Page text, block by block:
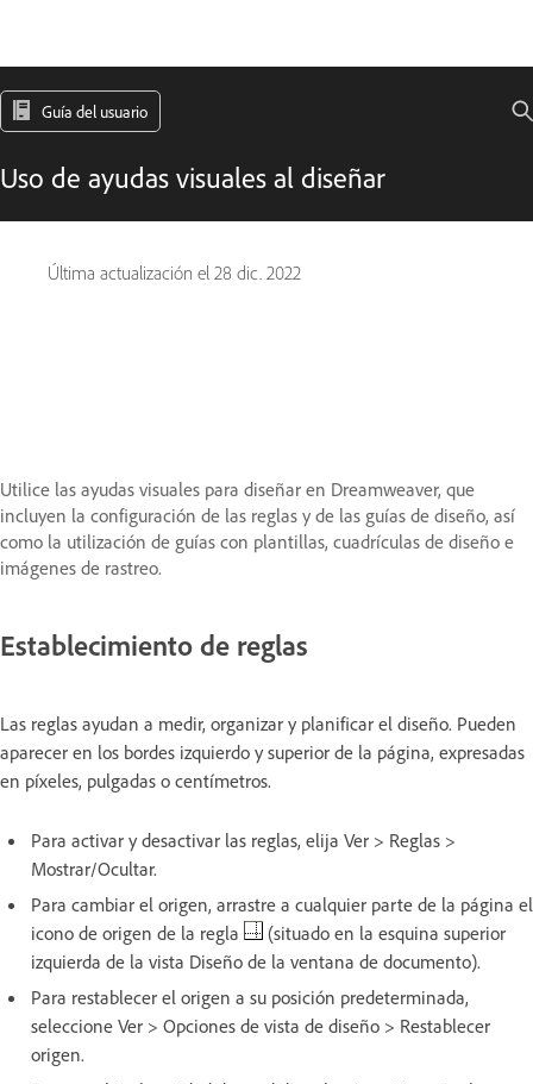
Guía del usuario
Uso de ayudas visuales al diseñar
Última actualización el 28 dic. 2022
Utilice las ayudas visuales para diseñar en Dreamweaver, que
incluyen la configuración de las reglas y de las guías de diseño, así
como la utilización de guías con plantillas, cuadrículas de diseño e
imágenes de rastreo.
Establecimiento de reglas
Las reglas ayudan a medir, organizar y planificar el diseño. Pueden
aparecer en los bordes izquierdo y superior de la página, expresadas
en píxeles, pulgadas o centímetros.
Para activar y desactivar las reglas, elija Ver > Reglas >
Mostrar/Ocultar.
Para cambiar el origen, arrastre a cualquier parte de la página el
icono de origen de la regla
(situado en la esquina superior
izquierda de la vista Diseño de la ventana de documento).
Para restablecer el origen a su posición predeterminada,
seleccione Ver > Opciones de vista de diseño > Restablecer
origen.